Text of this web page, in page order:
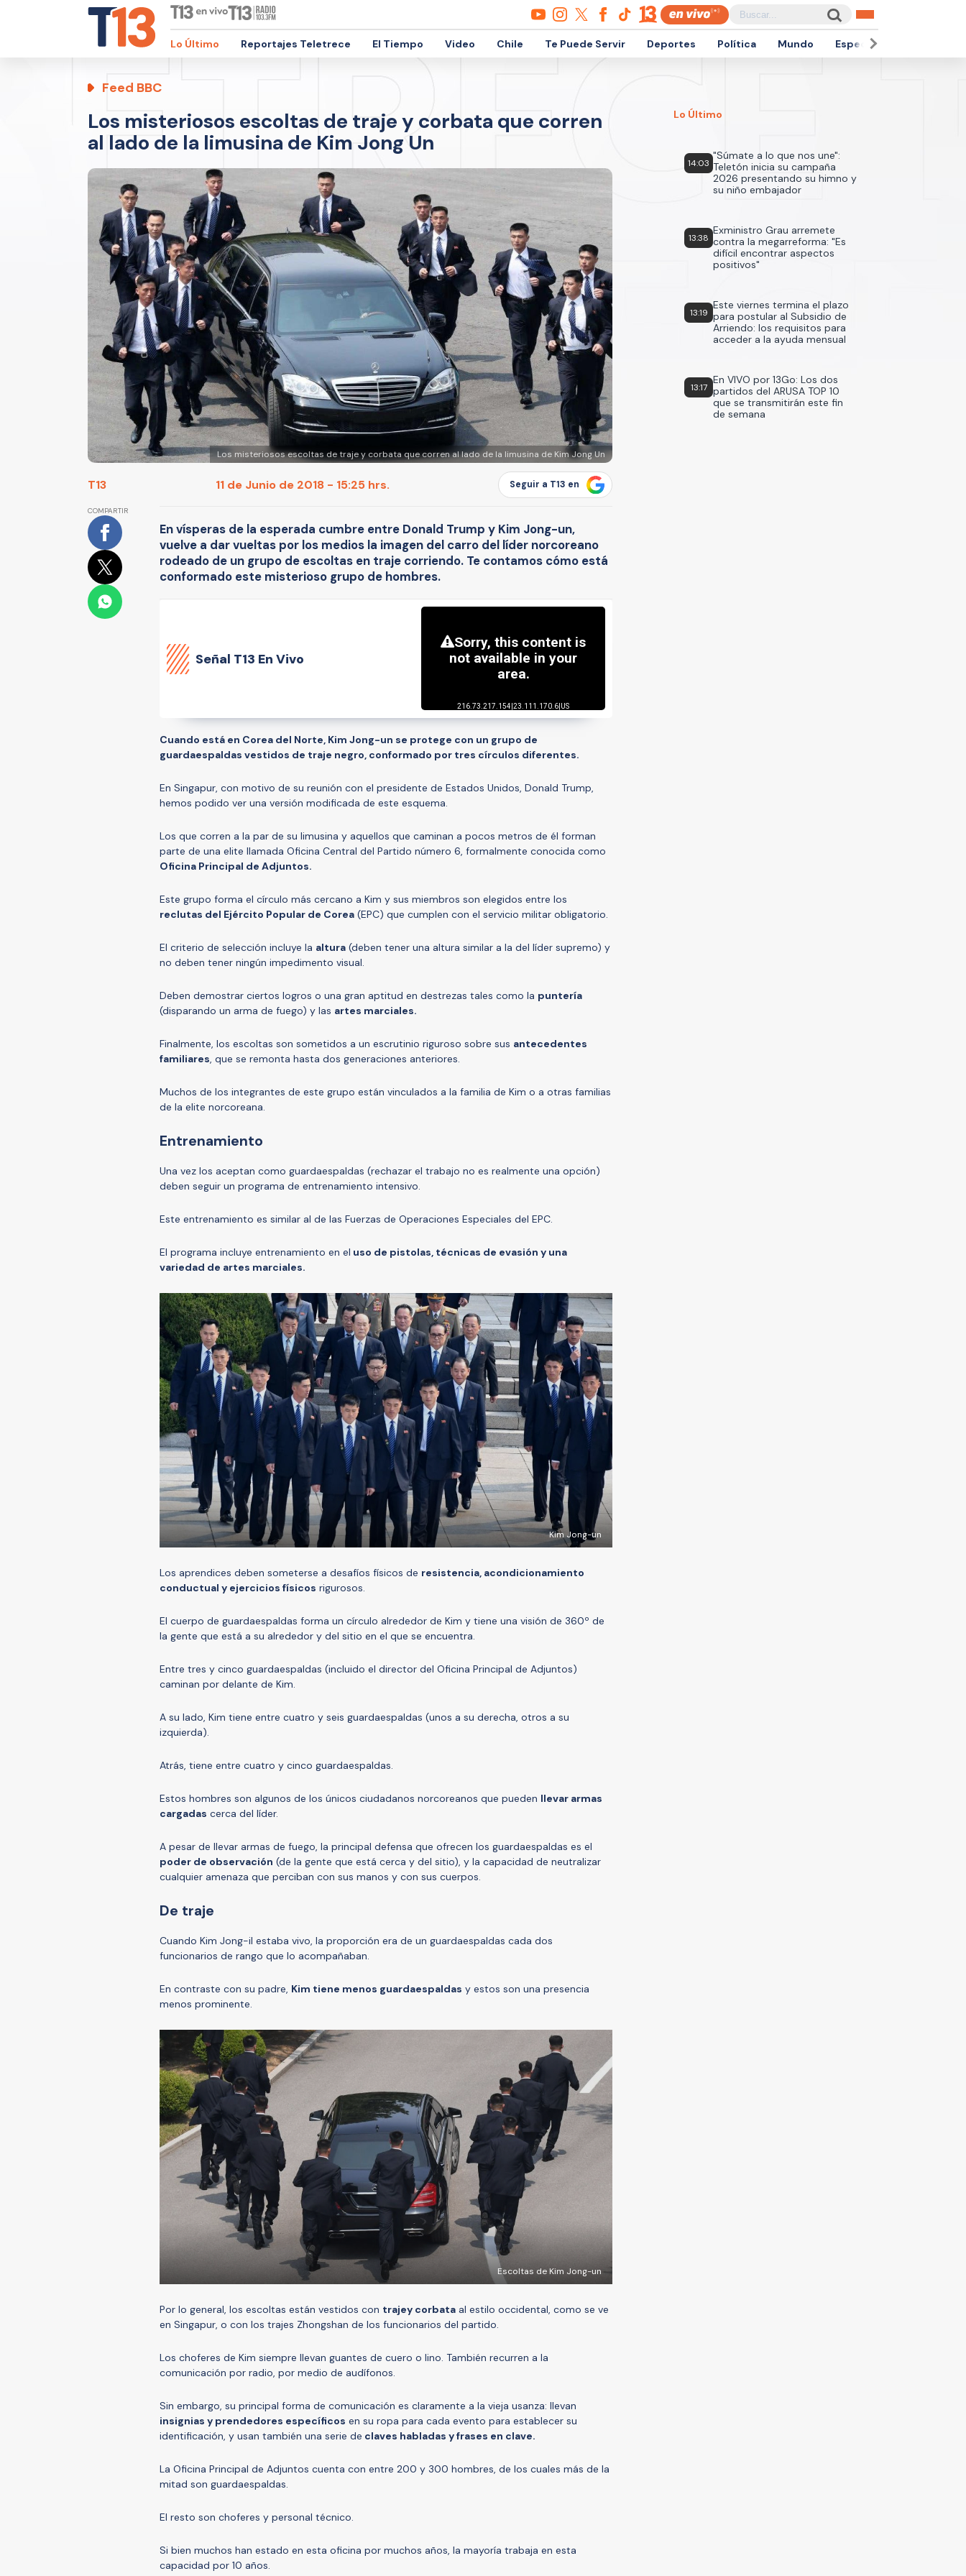
Lo Último Reportajes Teletrece El Tiempo Video Chile Te Puede Servir Deportes Política Mundo Espectáculos
Feed BBC
Los misteriosos escoltas de traje y corbata que corren
al lado de la limusina de Kim Jong Un
Los misteriosos escoltas de traje y corbata que corren al lado de la limusina de Kim Jong Un
T13 11 de Junio de 2018 - 15:25 hrs. Seguir a T13 en
COMPARTIR
En vísperas de la esperada cumbre entre Donald Trump y Kim Jong-un,
vuelve a dar vueltas por los medios la imagen del carro del líder norcoreano
rodeado de un grupo de escoltas en traje corriendo. Te contamos cómo está
conformado este misterioso grupo de hombres.
Señal T13 En Vivo
Cuando está en Corea del Norte, Kim Jong-un se protege con un grupo de
guardaespaldas vestidos de traje negro, conformado por tres círculos diferentes.
En Singapur, con motivo de su reunión con el presidente de Estados Unidos, Donald Trump,
hemos podido ver una versión modificada de este esquema.
Los que corren a la par de su limusina y aquellos que caminan a pocos metros de él forman
parte de una elite llamada Oficina Central del Partido número 6, formalmente conocida como
Oficina Principal de Adjuntos.
Este grupo forma el círculo más cercano a Kim y sus miembros son elegidos entre los
reclutas del Ejército Popular de Corea (EPC) que cumplen con el servicio militar obligatorio.
El criterio de selección incluye la altura (deben tener una altura similar a la del líder supremo) y
no deben tener ningún impedimento visual.
Deben demostrar ciertos logros o una gran aptitud en destrezas tales como la puntería
(disparando un arma de fuego) y las artes marciales.
Finalmente, los escoltas son sometidos a un escrutinio riguroso sobre sus antecedentes
familiares, que se remonta hasta dos generaciones anteriores.
Muchos de los integrantes de este grupo están vinculados a la familia de Kim o a otras familias
de la elite norcoreana.
Entrenamiento
Una vez los aceptan como guardaespaldas (rechazar el trabajo no es realmente una opción)
deben seguir un programa de entrenamiento intensivo.
Este entrenamiento es similar al de las Fuerzas de Operaciones Especiales del EPC.
El programa incluye entrenamiento en el uso de pistolas, técnicas de evasión y una
variedad de artes marciales.
Kim Jong-un
Los aprendices deben someterse a desafíos físicos de resistencia, acondicionamiento
conductual y ejercicios físicos rigurosos.
El cuerpo de guardaespaldas forma un círculo alrededor de Kim y tiene una visión de 360º de
la gente que está a su alrededor y del sitio en el que se encuentra.
Entre tres y cinco guardaespaldas (incluido el director del Oficina Principal de Adjuntos)
caminan por delante de Kim.
A su lado, Kim tiene entre cuatro y seis guardaespaldas (unos a su derecha, otros a su
izquierda).
Atrás, tiene entre cuatro y cinco guardaespaldas.
Estos hombres son algunos de los únicos ciudadanos norcoreanos que pueden llevar armas
cargadas cerca del líder.
A pesar de llevar armas de fuego, la principal defensa que ofrecen los guardaespaldas es el
poder de observación (de la gente que está cerca y del sitio), y la capacidad de neutralizar
cualquier amenaza que perciban con sus manos y con sus cuerpos.
De traje
Cuando Kim Jong-il estaba vivo, la proporción era de un guardaespaldas cada dos
funcionarios de rango que lo acompañaban.
En contraste con su padre, Kim tiene menos guardaespaldas y estos son una presencia
menos prominente.
Escoltas de Kim Jong-un
Por lo general, los escoltas están vestidos con trajey corbata al estilo occidental, como se ve
en Singapur, o con los trajes Zhongshan de los funcionarios del partido.
Los choferes de Kim siempre llevan guantes de cuero o lino. También recurren a la
comunicación por radio, por medio de audífonos.
Sin embargo, su principal forma de comunicación es claramente a la vieja usanza: llevan
insignias y prendedores específicos en su ropa para cada evento para establecer su
identificación, y usan también una serie de claves habladas y frases en clave.
La Oficina Principal de Adjuntos cuenta con entre 200 y 300 hombres, de los cuales más de la
mitad son guardaespaldas.
El resto son choferes y personal técnico.
Si bien muchos han estado en esta oficina por muchos años, la mayoría trabaja en esta
capacidad por 10 años.
Lo Último
14:03
"Súmate a lo que nos une":
Teletón inicia su campaña
2026 presentando su himno y
su niño embajador
13:38
Exministro Grau arremete
contra la megarreforma: "Es
difícil encontrar aspectos
positivos"
13:19
Este viernes termina el plazo
para postular al Subsidio de
Arriendo: los requisitos para
acceder a la ayuda mensual
13:17
En VIVO por 13Go: Los dos
partidos del ARUSA TOP 10
que se transmitirán este fin
de semana